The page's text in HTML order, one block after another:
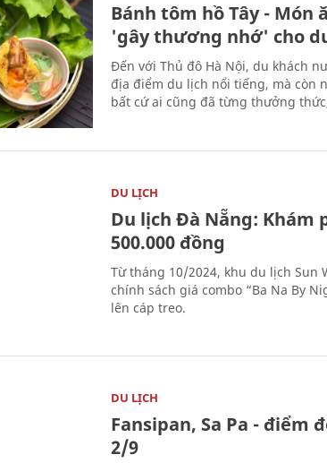
Bánh tôm hồ Tây - Món
'gây thương nhớ' cho
Đến với Thủ đô Hà Nội, du khách
địa điểm du lịch nổi tiếng, mà còn
bất cứ ai cũng đã từng thưởng
DU LỊCH
Du lịch Đà Nẵng: Khám
500.000 đồng
Từ tháng 10/2024, khu du lịch Sun
chính sách giá combo “Ba Na By
lên cáp treo.
DU LỊCH
Fansipan, Sa Pa - điểm
2/9